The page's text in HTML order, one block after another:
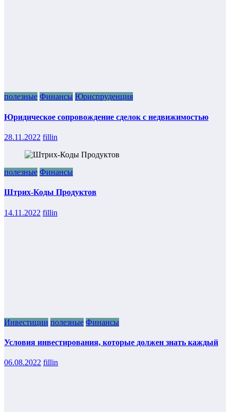
полезные Финансы Юриспруденция
Юридическое сопровождение сделок с недвижимостью
28.11.2022 fillin
полезные Финансы
Штрих-Коды Продуктов
14.11.2022 fillin
Инвестиции полезные Финансы
Условия инвестирования, которые должен знать каждый
06.08.2022 fillin